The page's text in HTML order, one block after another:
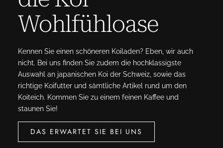
Wohlfühloase
Kennen Sie einen schöneren Koiladen? Eben, wir auch
nicht. Bei uns finden Sie zudem die hochklassigste
Auswahl an japanischen Koi der Schweiz, sowie das
richtige Koifutter und sämtliche Artikel rund um den
Koiteich. Kommen Sie zu einem feinen Kaffee und
staunen Sie!
DAS ERWARTET SIE BEI UNS